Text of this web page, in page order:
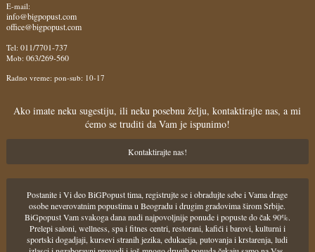
E-mail:
info@bigpopust.com
office@bigpopust.com
Tel: 011/7701-737
Mob: 063/269-560
Radno vreme: pon-sub: 10-17
Ako imate neku sugestiju, ili neku posebnu želju, kontaktirajte nas, a mi
ćemo se truditi da Vam je ispunimo!
Kontaktirajte nas!
Postanite i Vi deo BiGPopust tima, registrujte se i obradujte sebe i Vama drage
osobe neverovatnim popustima u Beogradu i drugim gradovima širom Srbije.
BiGpopust Vam svakoga dana nudi najpovoljnije ponude i popuste do čak 90%.
Prelepi saloni, wellness, spa i fitnes centri, restorani, kafići i barovi, kulturni i
sportski dogadjaji, kursevi stranih jezika, edukacija, putovanja i krstarenja, ludi